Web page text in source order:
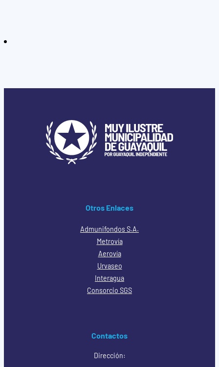
Otros Enlaces
Admunifondos S.A.
Metrovía
Aerovía
Urvaseo
Interagua
Consorcio SGS
Contactos
Dirección: